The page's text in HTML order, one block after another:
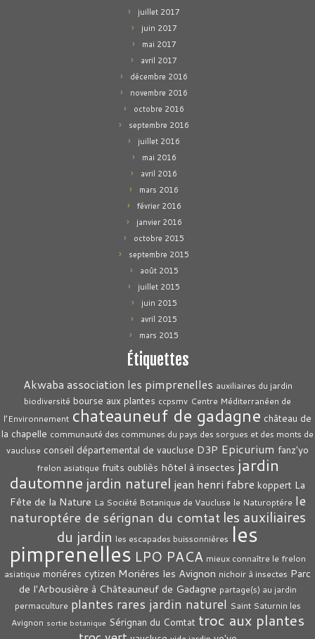
juillet 2017
juin 2017
mai 2017
avril 2017
décembre 2016
novembre 2016
octobre 2016
septembre 2016
juillet 2016
mai 2016
avril 2016
mars 2016
février 2016
janvier 2016
octobre 2015
septembre 2015
août 2015
juillet 2015
juin 2015
avril 2015
mars 2015
Étiquettes
Akwaba association les pimprenelles auxiliaires du jardin
biodiversité bourse aux plantes ccpsmv Centre Méditerranéen de
l’Environnement chateauneuf de gadagne château de
la chapelle communauté des communes du pays des sorgues et des monts de
vaucluse conseil départemental de vaucluse D3P Epicurium fanz'yo
frelon asiatique fruits oubliès hôtel à insectes jardin
dautomne jardin naturel jean henri fabre koppert La
Fête de la Nature La Société Botanique de Vaucluse le Naturoptére le
naturoptére de sérignan du comtat les auxiliaires
du jardin les escapades buissonnières les
pimprenelles LPO PACA mieux connaître le frelon
asiatique moriéres cytizen Moriéres les Avignon nichoir à insectes Parc
de l'Arbousière à Châteauneuf de Gadagne partage(s) au jardin
permaculture plantes rares jardin naturel Saint Saturnin les
Avignon sortie botanique Sérignan du Comtat troc aux plantes